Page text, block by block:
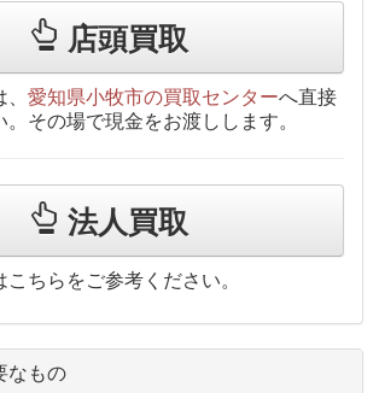
店頭買取
、愛知県小牧市の買取センターへ直接
。その場で現金をお渡しします。
法人買取
ちらをご参考ください。
なもの